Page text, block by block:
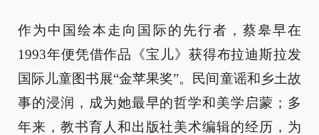
作为中国绘本走向国际的先行者，蔡皋早在
1993年便凭借作品《宝儿》获得布拉迪斯拉发
国际儿童图书展“金苹果奖”。民间童谣和乡土故
事的浸润，成为她最早的哲学和美学启蒙；多
年来，教书育人和出版社美术编辑的经历，为